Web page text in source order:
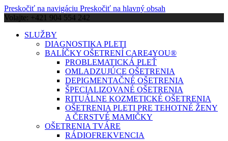
Preskočiť na navigáciu Preskočiť na hlavný obsah
Volajte: +421 904 554 242
SLUŽBY
DIAGNOSTIKA PLETI
BALÍČKY OŠETRENÍ CARE4YOU®
PROBLEMATICKÁ PLEŤ
OMLADZUJÚCE OŠETRENIA
DEPIGMENTAČNÉ OŠETRENIA
ŠPECIALIZOVANÉ OŠETRENIA
RITUÁLNE KOZMETICKÉ OŠETRENIA
OŠETRENIA PLETI PRE TEHOTNÉ ŽENY
A ČERSTVÉ MAMIČKY
OŠETRENIA TVÁRE
RÁDIOFREKVENCIA